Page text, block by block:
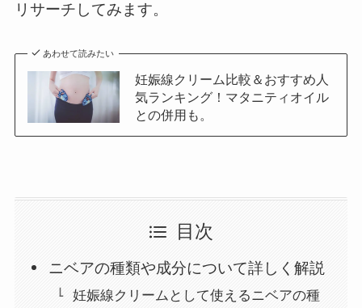
リサーチしてみます。
あわせて読みたい
妊娠線クリーム比較＆おすすめ人
気ランキング！マタニティオイル
との併用も。
目次
ニベアの種類や成分について詳しく解説
妊娠線クリームとして使えるニベアの種